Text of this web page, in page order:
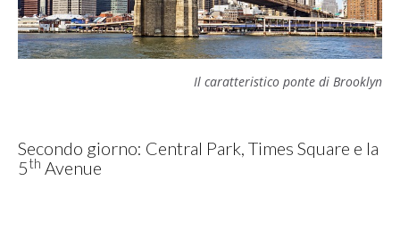
Il caratteristico ponte di Brooklyn
Secondo giorno: Central Park, Times Square e la
5th Avenue